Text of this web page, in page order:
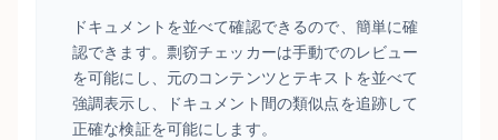
ドキュメントを並べて確認できるので、簡単に確
認できます。剽窃チェッカーは手動でのレビュー
を可能にし、元のコンテンツとテキストを並べて
強調表示し、ドキュメント間の類似点を追跡して
正確な検証を可能にします。